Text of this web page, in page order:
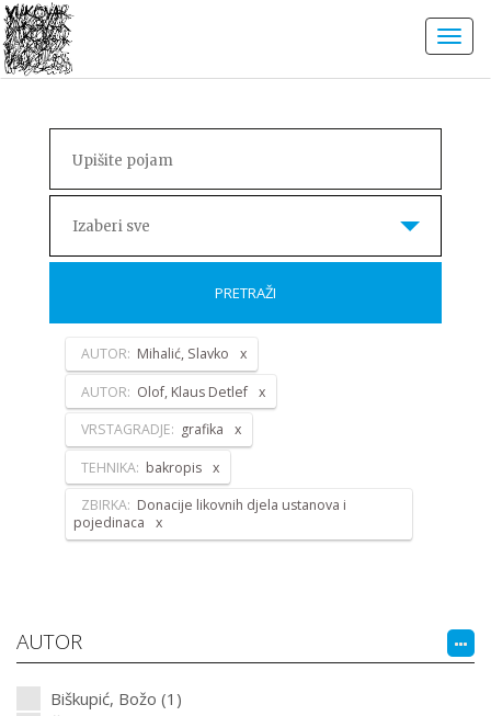
Izaberi sve
PRETRAŽI
AUTOR: Mihalić, Slavko
AUTOR: Olof, Klaus Detlef
VRSTAGRADJE: grafika
TEHNIKA: bakropis
ZBIRKA: Donacije likovnih djela ustanova i
pojedinaca
AUTOR
Biškupić, Božo (1)